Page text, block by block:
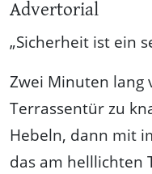
Advertorial
„Sicherheit ist ein
Zwei Minuten lang
Terrassentür zu
Hebeln, dann mit
das am helllichten